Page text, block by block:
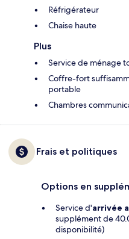
Réfrigérateur
Chaise haute
Plus
Service de ménage
Coffre-fort
portable
Chambres
Frais et politiques
Options en
Service d'arrivée
supplément de
disponibilité)